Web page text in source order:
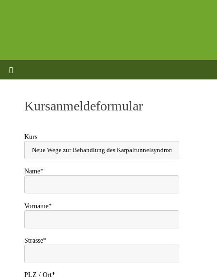
Kursanmeldeformular
Kurs
Name*
Vorname*
Strasse*
PLZ / Ort*